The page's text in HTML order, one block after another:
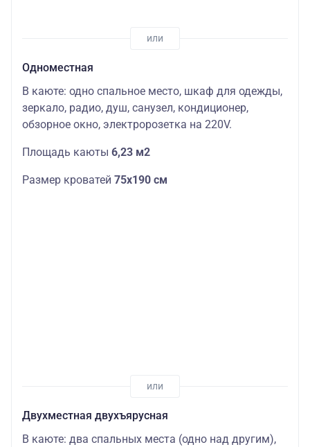
Одноместная
В каюте: одно спальное место, шкаф для одежды,
зеркало, радио, душ, санузел, кондиционер,
обзорное окно, электророзетка на 220V.
Площадь каюты 6,23 м2
Размер кроватей 75х190 см
Двухместная двухъярусная
В каюте: два спальных места (одно над другим),